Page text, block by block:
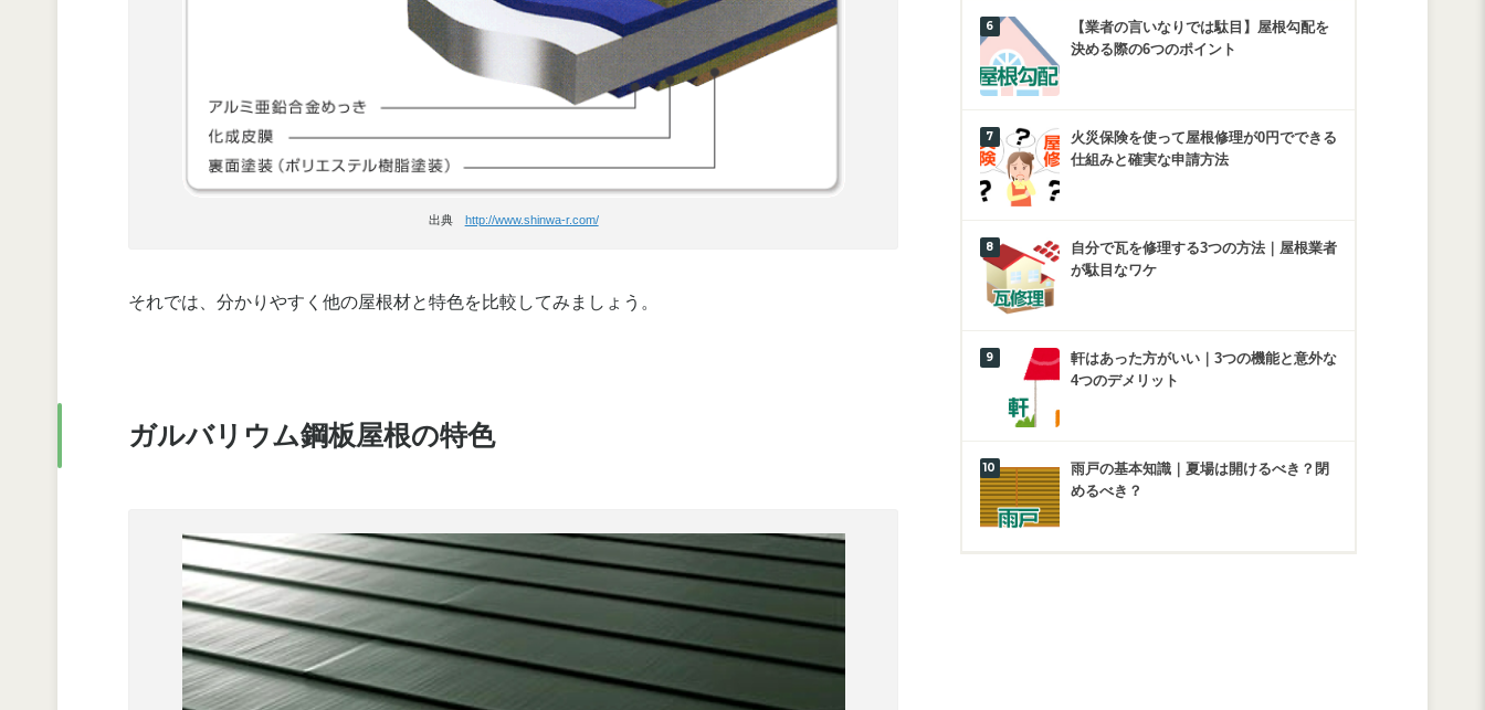
出典 http://www.shinwa-r.com/
それでは、分かりやすく他の屋根材と特色を比較してみましょう。
ガルバリウム鋼板屋根の特色
【業者の言いなりでは駄目】屋根勾配を
決める際の6つのポイント
火災保険を使って屋根修理が0円でできる
仕組みと確実な申請方法
自分で瓦を修理する3つの方法｜屋根業者
が駄目なワケ
軒はあった方がいい｜3つの機能と意外な
4つのデメリット
雨戸の基本知識｜夏場は開けるべき？閉
めるべき？